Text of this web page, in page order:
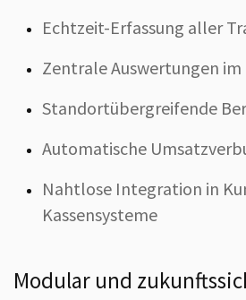
Echtzeit-Erfassung aller
Zentrale Auswertungen im
Standortübergreifende
Automatische
Nahtlose Integration in
Kassensysteme
Modular und